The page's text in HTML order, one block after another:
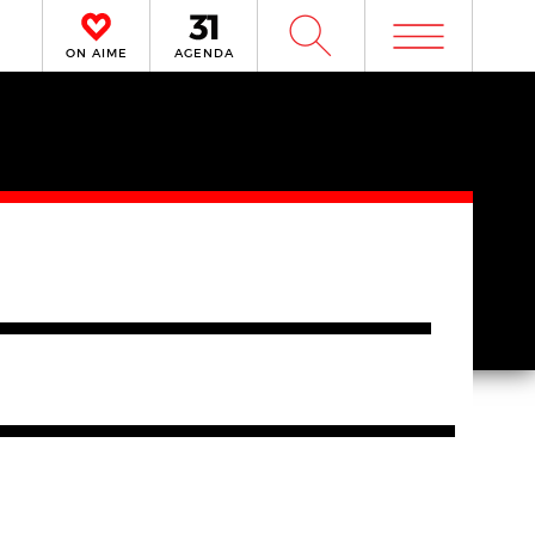
ON AIME AGENDA W m